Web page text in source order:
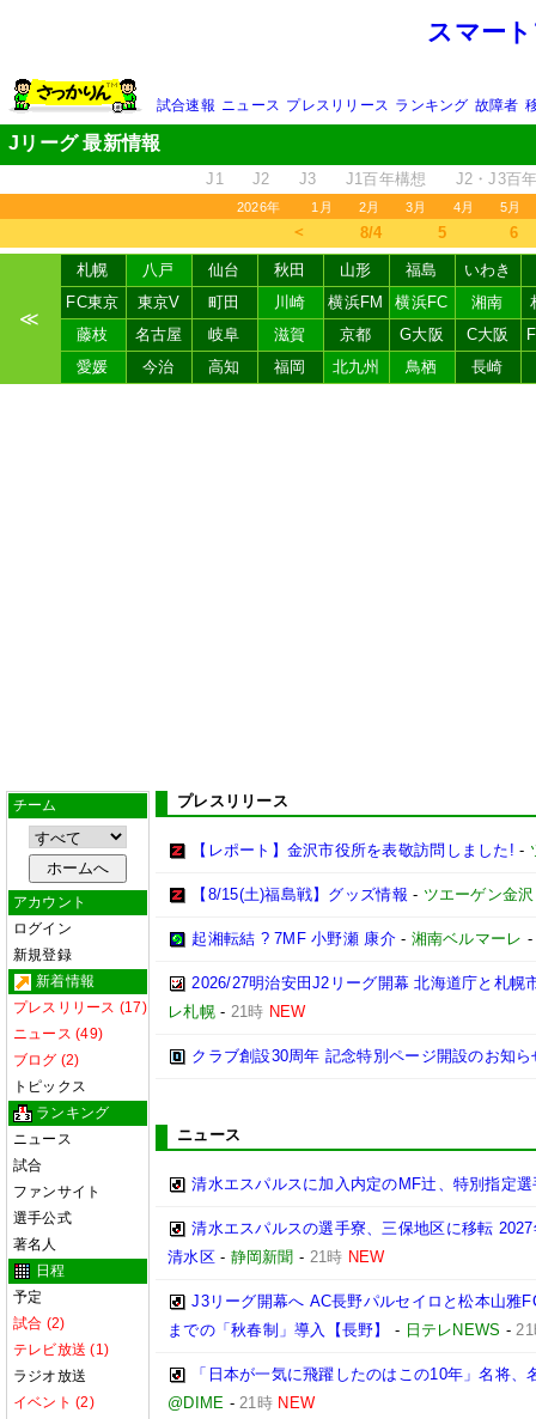
スマー
試合速報 ニュース プレスリリース ランキング 故障者
Jリーグ 最新情報
J1 J2 J3 J1百年構想 J2・J3百
2026年 1月 2月 3月 4月 5月
＜ 8/4 5 6
≪
札幌 八戸 仙台 秋田 山形 福島
いわき
FC東京
東京V 町田 川崎 横浜FM 横浜FC 湘南
藤枝
名古屋 岐阜 滋賀 京都 G大阪 C大阪
愛媛
今治 高知 福岡 北九州 鳥栖 長崎
チーム
アカウント
ログイン
新規登録
新着情報
プレスリリース (17)
ニュース (49)
ブログ (2)
トピックス
ランキング
ニュース
試合
ファンサイト
選手公式
著名人
日程
予定
試合 (2)
テレビ放送 (1)
ラジオ放送
イベント (2)
プレスリリース
【レポート】金沢市役所を表敬訪問しました! -
【8/15(土)福島戦】グッズ情報 - ツエーゲン金沢
起湘転結 ? 7MF 小野瀬 康介- 湘南ベルマーレ
2026/27明治安田J2リーグ開幕 北海道庁と札幌
レ札幌- 21時 NEW
クラブ創設30周年 記念特別ページ開設のお知ら
ニュース
清水エスパルスに加入内定のMF辻、特別指定
清水エスパルスの選手寮、三保地区に移転
清水区- 静岡新聞 - 21時 NEW
J3リーグ開幕へ AC長野パルセイロと松本山雅
までの「秋春制」導入【長野】
- 日テレNEWS -
「日本が一気に飛躍したのはこの10年」名将
@DIME -21時 NEW